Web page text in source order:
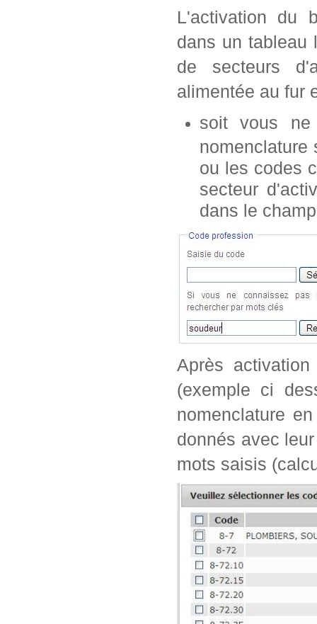
L'activation du
dans un tableau
de secteurs
alimentée au fur
soit vous
nomenclature
ou les codes
secteur
dans le
Après
(exemple ci
nomenclature
donnés avec
mots saisis